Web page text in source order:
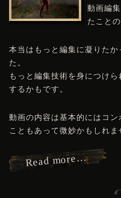
動画編
たこと
本当はもっと編集に凝りた
た。
もっと編集技術を身につけ
するかもです。
動画の内容は基本的にはコ
こともあって微妙かもしれま
Read more…